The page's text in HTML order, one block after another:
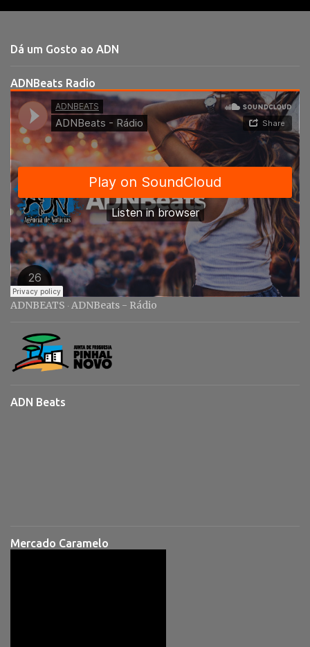
t
r
i
s
Dá um Gosto ao ADN
ADNBeats Radio
ADNBEATS · ADNBeats - Rádio
ADN Beats
Mercado Caramelo